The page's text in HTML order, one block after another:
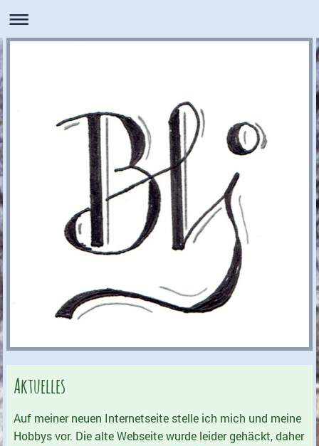
Aktuelles
Auf meiner neuen Internetseite stelle ich mich und meine
Hobbys vor. Die alte Webseite wurde leider gehäckt, daher